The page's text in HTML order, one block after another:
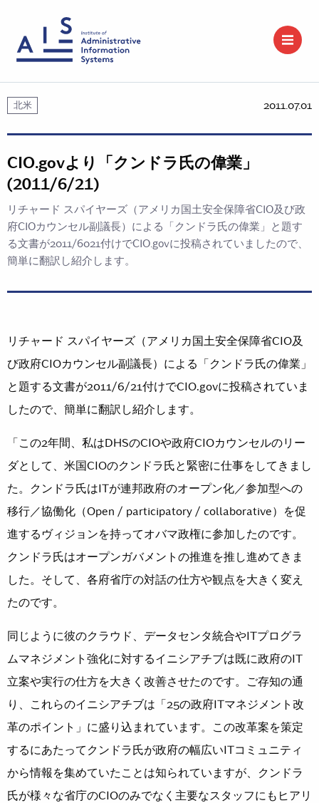
北米 2011.07.01
CIO.govより「クンドラ氏の偉業」
(2011/6/21)
リチャード スパイヤーズ（アメリカ国土安全保障省CIO及び政
府CIOカウンセル副議長）による「クンドラ氏の偉業」と題す
る文書が2011/6021付けでCIO.govに投稿されていましたので、
簡単に翻訳し紹介します。
リチャード スパイヤーズ（アメリカ国土安全保障省CIO及
び政府CIOカウンセル副議長）による「クンドラ氏の偉業」
と題する文書が2011/6/21付けでCIO.govに投稿されていま
したので、簡単に翻訳し紹介します。
「この2年間、私はDHSのCIOや政府CIOカウンセルのリー
ダとして、米国CIOのクンドラ氏と緊密に仕事をしてきまし
た。クンドラ氏はITが連邦政府のオープン化／参加型への
移行／協働化（Open / participatory / collaborative）を促
進するヴィジョンを持ってオバマ政権に参加したのです。
クンドラ氏はオープンガバメントの推進を推し進めてきま
した。そして、各府省庁の対話の仕方や観点を大きく変え
たのです。
同じように彼のクラウド、データセンタ統合やITプログラ
ムマネジメント強化に対するイニシアチブは既に政府のIT
立案や実行の仕方を大きく改善させたのです。ご存知の通
り、これらのイニシアチブは「25の政府ITマネジメント改
革のポイント」に盛り込まれています。この改革案を策定
するにあたってクンドラ氏が政府の幅広いITコミュニティ
から情報を集めていたことは知られていますが、クンドラ
氏が様々な省庁のCIOのみでなく主要なスタッフにもヒアリ